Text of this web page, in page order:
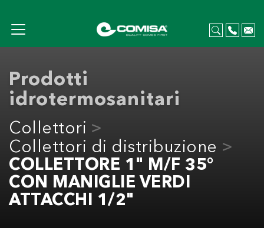
Prodotti
idrotermosanitari
Collettori
Collettori di distribuzione
COLLETTORE 1" M/F 35°
CON MANIGLIE VERDI
ATTACCHI 1/2"